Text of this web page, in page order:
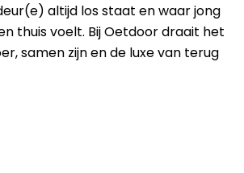
altijd los staat en waar jong
thuis voelt. Bij Oetdoor draait het
samen zijn en de luxe van terug